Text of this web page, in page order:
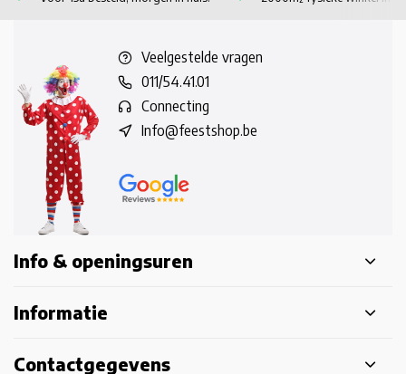
Veelgestelde vragen
011/54.41.01
Connecting
Info@feestshop.be
Info & openingsuren
Informatie
Contactgegevens